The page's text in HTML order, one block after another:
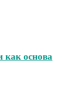
как основа